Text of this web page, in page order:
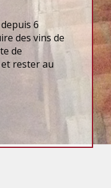
6
des vins de
de
rester au